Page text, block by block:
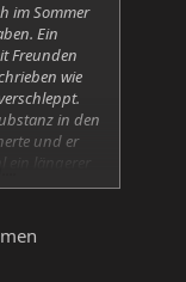
im Sommer
Ein
Freunden
wie
in den
und er
ein längerer
er sich in
Später
der